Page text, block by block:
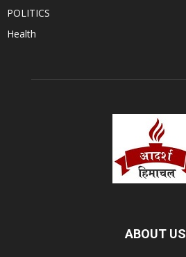
POLITICS
Health
ABOUT US